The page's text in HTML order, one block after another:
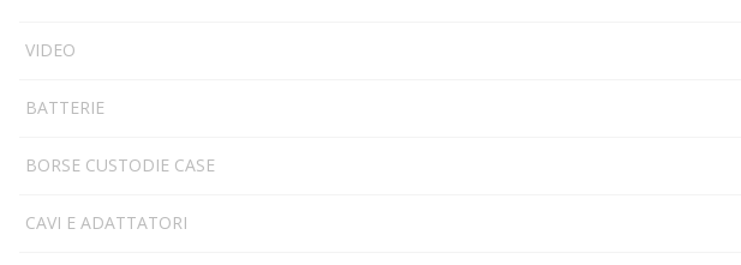
VIDEO
BATTERIE
BORSE CUSTODIE CASE
CAVI E ADATTATORI